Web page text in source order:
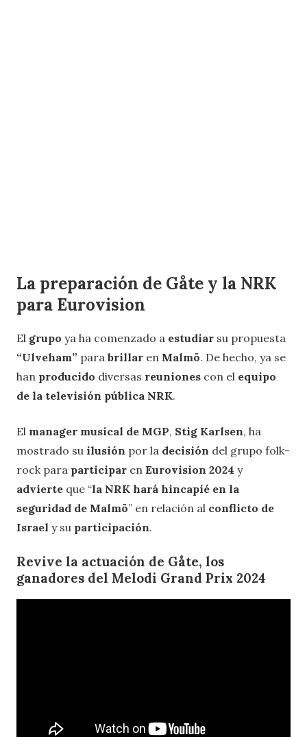
La preparación de Gåte y la NRK
para Eurovision
El grupo ya ha comenzado a estudiar su propuesta
“Ulveham” para brillar en Malmö. De hecho, ya se
han producido diversas reuniones con el equipo
de la televisión pública NRK.
El manager musical de MGP, Stig Karlsen, ha
mostrado su ilusión por la decisión del grupo folk-
rock para participar en Eurovision 2024 y
advierte que “la NRK hará hincapié en la
seguridad de Malmö” en relación al conflicto de
Israel y su participación.
Revive la actuación de Gåte, los
ganadores del Melodi Grand Prix 2024